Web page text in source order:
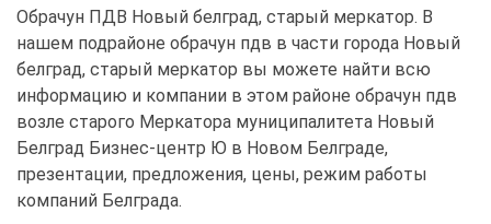
Обрачун ПДВ Новый белград, старый меркатор. В
нашем подрайоне обрачун пдв в части города Новый
белград, старый меркатор вы можете найти всю
информацию и компании в этом районе обрачун пдв
возле старого Меркатора муниципалитета Новый
Белград Бизнес-центр Ю в Новом Белграде,
презентации, предложения, цены, режим работы
компаний Белграда.